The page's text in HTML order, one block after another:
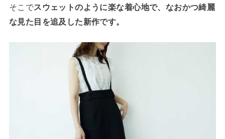
そこでスウェットのように楽な着心地で、なおかつ綺麗
な見た目を追及した新作です。